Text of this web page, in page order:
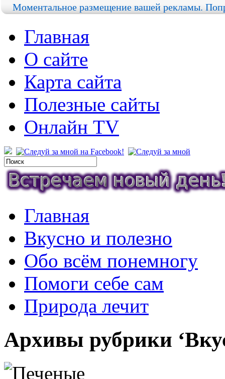
Моментальное размещение вашей рекламы.
Главная
О сайте
Карта сайта
Полезные сайты
Онлайн TV
Главная
Вкусно и полезно
Обо всём понемногу
Помоги себе сам
Природа лечит
Архивы рубрики